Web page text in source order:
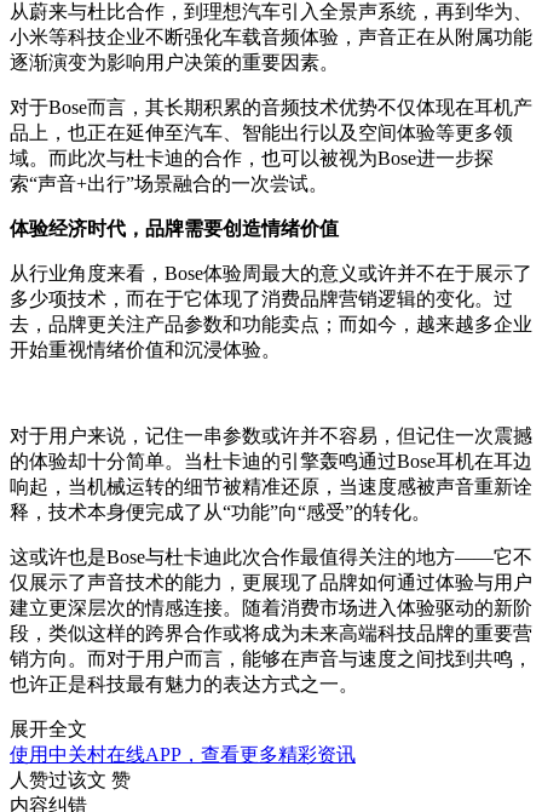
从蔚来与杜比合作，到理想汽车引入全景声系统，再到华为、
小米等科技企业不断强化车载音频体验，声音正在从附属功能
逐渐演变为影响用户决策的重要因素。
对于Bose而言，其长期积累的音频技术优势不仅体现在耳机产
品上，也正在延伸至汽车、智能出行以及空间体验等更多领
域。而此次与杜卡迪的合作，也可以被视为Bose进一步探
索“声音+出行”场景融合的一次尝试。
体验经济时代，品牌需要创造情绪价值
从行业角度来看，Bose体验周最大的意义或许并不在于展示了
多少项技术，而在于它体现了消费品牌营销逻辑的变化。过
去，品牌更关注产品参数和功能卖点；而如今，越来越多企业
开始重视情绪价值和沉浸体验。
对于用户来说，记住一串参数或许并不容易，但记住一次震撼
的体验却十分简单。当杜卡迪的引擎轰鸣通过Bose耳机在耳边
响起，当机械运转的细节被精准还原，当速度感被声音重新诠
释，技术本身便完成了从“功能”向“感受”的转化。
这或许也是Bose与杜卡迪此次合作最值得关注的地方——它不
仅展示了声音技术的能力，更展现了品牌如何通过体验与用户
建立更深层次的情感连接。随着消费市场进入体验驱动的新阶
段，类似这样的跨界合作或将成为未来高端科技品牌的重要营
销方向。而对于用户而言，能够在声音与速度之间找到共鸣，
也许正是科技最有魅力的表达方式之一。
展开全文
使用中关村在线APP，查看更多精彩资讯
人赞过该文 赞
内容纠错